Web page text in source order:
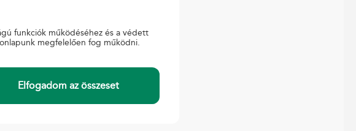
funkciók működéséhez és a védett
megfelelően fog működni.
Elfogadom az összeset
üzemszünet.
együttműködő
E-ügyintézés